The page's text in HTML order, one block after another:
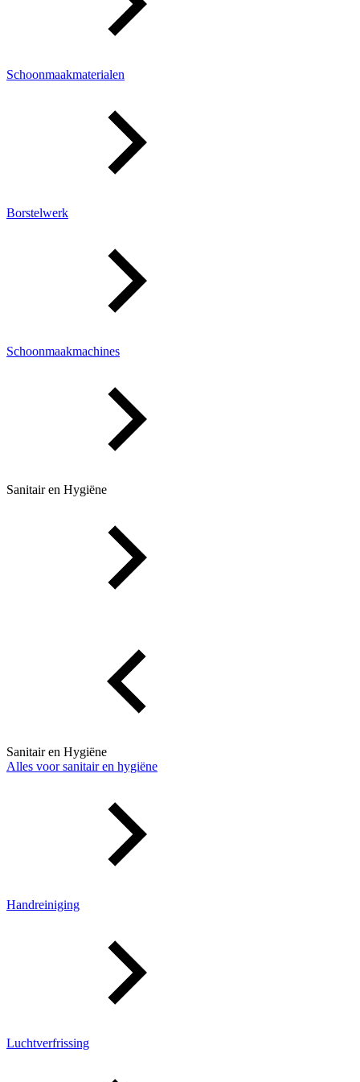
Schoonmaakmaterialen
Borstelwerk
Schoonmaakmachines
Sanitair en Hygiëne
Sanitair en Hygiëne
Alles voor sanitair en hygiëne
Handreiniging
Luchtverfrissing